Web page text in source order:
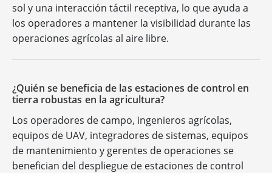
sol y una interacción táctil receptiva, lo que ayuda a
los operadores a mantener la visibilidad durante las
operaciones agrícolas al aire libre.
¿Quién se beneficia de las estaciones de control en
tierra robustas en la agricultura?
Los operadores de campo, ingenieros agrícolas,
equipos de UAV, integradores de sistemas, equipos
de mantenimiento y gerentes de operaciones se
benefician del despliegue de estaciones de control